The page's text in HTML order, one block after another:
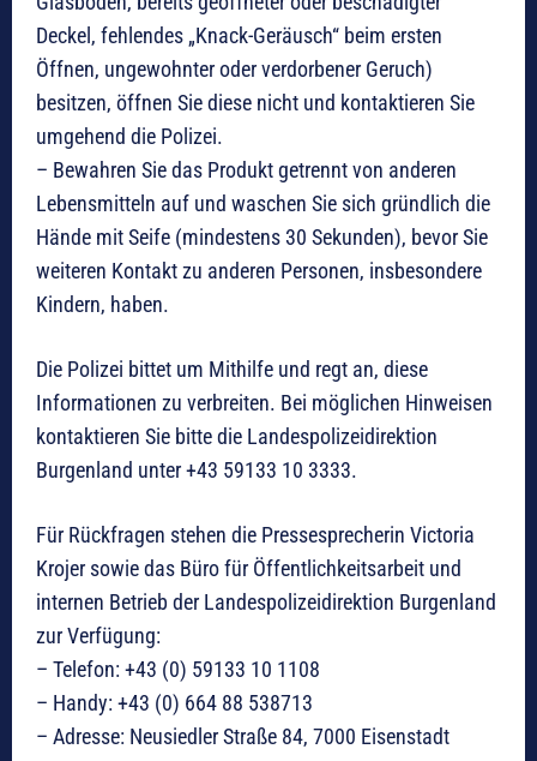
Deckel, fehlendes „Knack-Geräusch“ beim ersten
Öffnen, ungewohnter oder verdorbener Geruch)
besitzen, öffnen Sie diese nicht und kontaktieren Sie
umgehend die Polizei.
– Bewahren Sie das Produkt getrennt von anderen
Lebensmitteln auf und waschen Sie sich gründlich die
Hände mit Seife (mindestens 30 Sekunden), bevor Sie
weiteren Kontakt zu anderen Personen, insbesondere
Kindern, haben.
Die Polizei bittet um Mithilfe und regt an, diese
Informationen zu verbreiten. Bei möglichen Hinweisen
kontaktieren Sie bitte die Landespolizeidirektion
Burgenland unter +43 59133 10 3333.
Für Rückfragen stehen die Pressesprecherin Victoria
Krojer sowie das Büro für Öffentlichkeitsarbeit und
internen Betrieb der Landespolizeidirektion Burgenland
zur Verfügung:
– Telefon: +43 (0) 59133 10 1108
– Handy: +43 (0) 664 88 538713
– Adresse: Neusiedler Straße 84, 7000 Eisenstadt